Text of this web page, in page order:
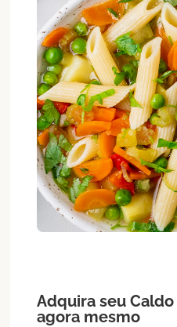
Adquira seuCaldo
agora mesmo